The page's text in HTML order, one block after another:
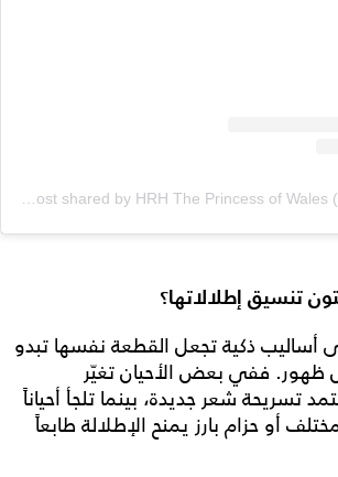
تنسيق إطلالاتها؟
أساليب ذكية تجعل القطعة نفسها تبدو
ظهور. ففي بعض الأحيان تغيّر
تسريحة شعر جديدة، بينما تلجأ أحياناً
أو حزام بارز يمنح الإطلالة طابعاً